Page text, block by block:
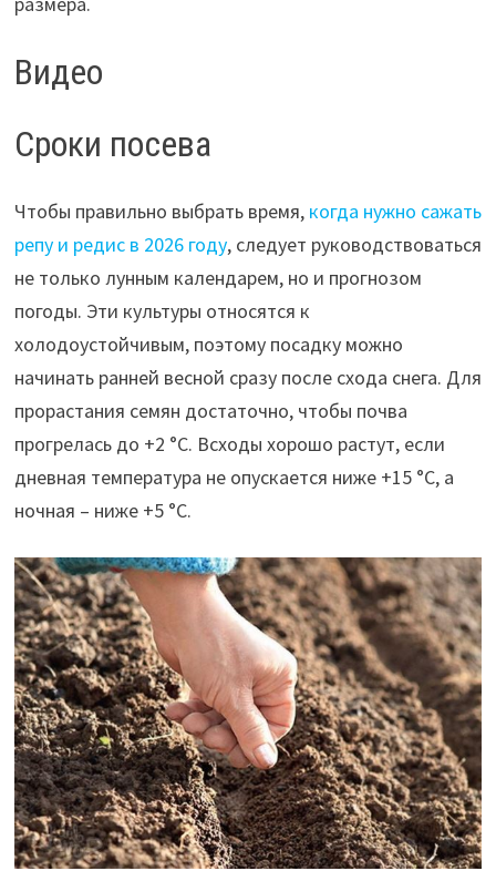
Видео
Сроки посева
Чтобы правильно выбрать время, когда нужно сажать
репу и редис в 2026 году, следует руководствоваться
не только лунным календарем, но и прогнозом
погоды. Эти культуры относятся к
холодоустойчивым, поэтому посадку можно
начинать ранней весной сразу после схода снега. Для
прорастания семян достаточно, чтобы почва
прогрелась до +2 °C. Всходы хорошо растут, если
дневная температура не опускается ниже +15 °C, а
ночная – ниже +5 °C.